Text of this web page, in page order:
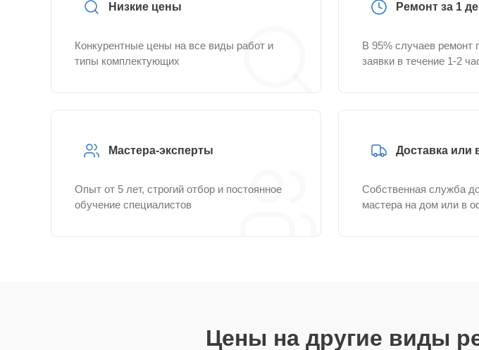
Низкие цены
Конкурентные цены на все виды работ и
типы комплектующих
Ремонт за 1
В 95% случаев ремонт
заявки в течение 1-2
Мастера-эксперты
Опыт от 5 лет, строгий отбор и постоянное
обучение специалистов
Доставка или
Собственная служба
мастера на дом или в
Цены на другие виды